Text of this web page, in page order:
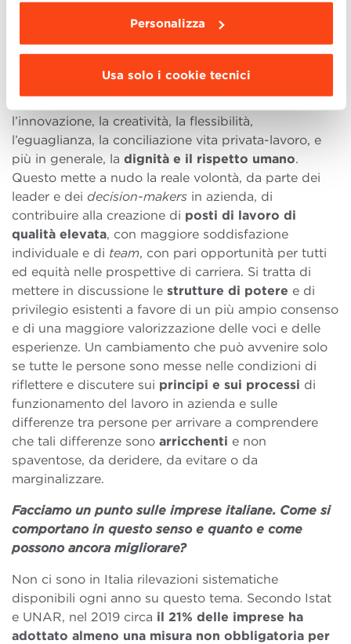
Personalizza
Usa solo i cookie tecnici
sbagliato continuare a chiederci se il
della diversità e inclusione è funzionale al guadagno.
Dovremmocambiare prospettivae chiederci
inclusione corrisponda a una più ampia visione di
l’innovazione, la creatività, la flessibilità,
l’eguaglianza, la conciliazione vita privata-lavoro, e
più in generale, la dignità e il rispetto umano.
Questo mette a nudo la reale volontà, da parte dei
leader e dei decision-makers in azienda, di
contribuire alla creazione di posti di lavoro di
qualità elevata, con maggiore soddisfazione
individuale e di team, con pari opportunità per tutti
ed equità nelle prospettive di carriera. Si tratta di
mettere in discussione le strutture di potere e di
privilegio esistenti a favore di un più ampio consenso
e di una maggiore valorizzazione delle voci e delle
esperienze. Un cambiamento che può avvenire solo
se tutte le persone sono messe nelle condizioni di
riflettere e discutere sui principi e sui processi di
funzionamento del lavoro in azienda e sulle
differenze tra persone per arrivare a comprendere
che tali differenze sono arricchenti e non
spaventose, da deridere, da evitare o da
marginalizzare.
Facciamo un punto sulle imprese italiane. Come si
comportano in questo senso e quanto e come
possono ancora migliorare?
Non ci sono in Italia rilevazioni sistematiche
disponibili ogni anno su questo tema. Secondo Istat
e UNAR, nel 2019 circa il 21% delle imprese ha
adottato almeno una misura non obbligatoria per